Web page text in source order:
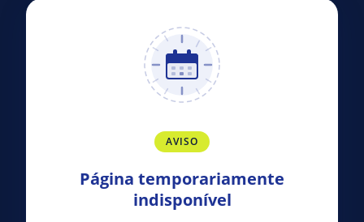
AVISO
Página temporariamente
indisponível